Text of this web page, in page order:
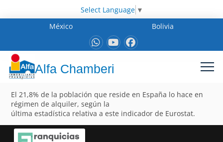
Select Language ▼
México
Bolivia
Alfa Chamberi
El 21,8% de la población que reside en España lo hace en
régimen de alquiler, según la
última estadística relativa a este indicador de Eurostat.